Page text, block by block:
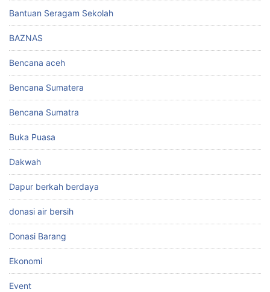
Bantuan Seragam Sekolah
BAZNAS
Bencana aceh
Bencana Sumatera
Bencana Sumatra
Buka Puasa
Dakwah
Dapur berkah berdaya
donasi air bersih
Donasi Barang
Ekonomi
Event